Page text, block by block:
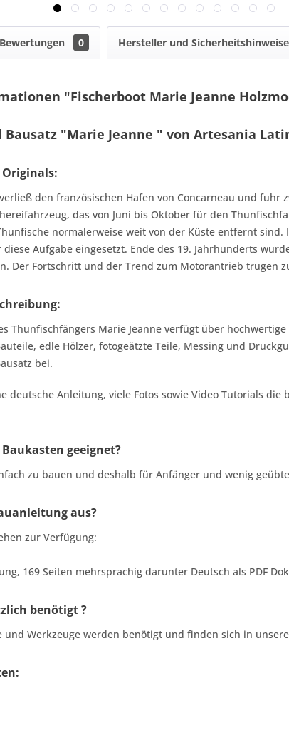
Bewertungen 0 Hersteller und Sicherheitshinweise
"Fischerboot Marie Jeanne
"Marie Jeanne " von Artesania
Originals:
den französischen Hafen von Concarneau und
das von Juni bis Oktober für den
normalerweise weit von der Küste entfernt
Aufgabe eingesetzt. Ende des 19. Jahrhunderts
Der Fortschritt und der Trend zum Motorantrieb trugen
Thunfischfängers Marie Jeanne verfügt über
edle Hölzer, fotogeätzte Teile, Messing und
bei.
deutsche Anleitung, viele Fotos sowie Video Tutorials
geeignet?
zu bauen und deshalb für Anfänger und wenig
aus?
zur Verfügung:
169 Seiten mehrsprachig darunter Deutsch als PDF
benötigt ?
und Werkzeuge werden benötigt und finden sich in